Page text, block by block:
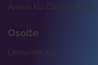
Arkisin klo 09:00 -15:00
Osoite
Lemuntie 3-5